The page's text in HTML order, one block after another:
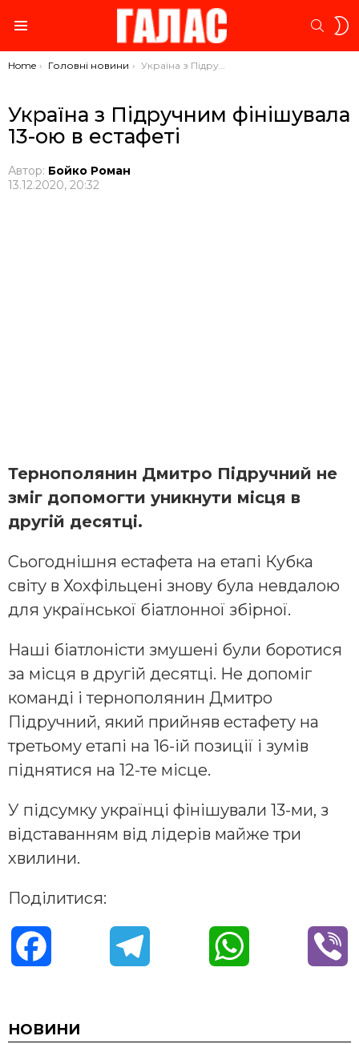
You are here:
Home Головні новини Україна з Підручним фінішувала 13-ою в естафеті
Україна з Підручним фінішувала
13-ою в естафеті
Автор: Бойко Роман
13.12.2020, 20:32
Тернополянин Дмитро Підручний не
зміг допомогти уникнути місця в
другій десятці.
Сьогоднішня естафета на етапі Кубка
світу в Хохфільцені знову була невдалою
для української біатлонної збірної.
Наші біатлоністи змушені були боротися
за місця в другій десятці. Не допоміг
команді і тернополянин Дмитро
Підручний, який прийняв естафету на
третьому етапі на 16-ій позиції і зумів
піднятися на 12-те місце.
У підсумку українці фінішували 13-ми, з
відставанням від лідерів майже три
хвилини.
Поділитися:
c
НОВИНИ